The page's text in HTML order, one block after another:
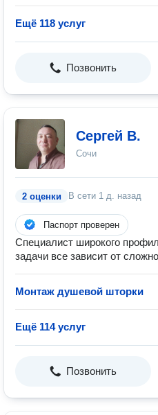
Ещё 118 услуг
Позвонить
Сергей В.
Сочи
2 оценки В сети 1 д. назад
Паспорт проверен
Специалист широкого
задачи все зависит от
Монтаж душевой шторки
Ещё 114 услуг
Позвонить